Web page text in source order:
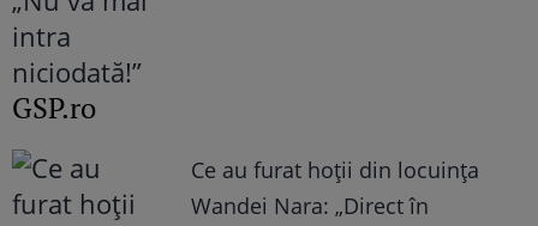
GSP.ro
Ce au furat hoții din locuința
Wandei Nara: „Direct în